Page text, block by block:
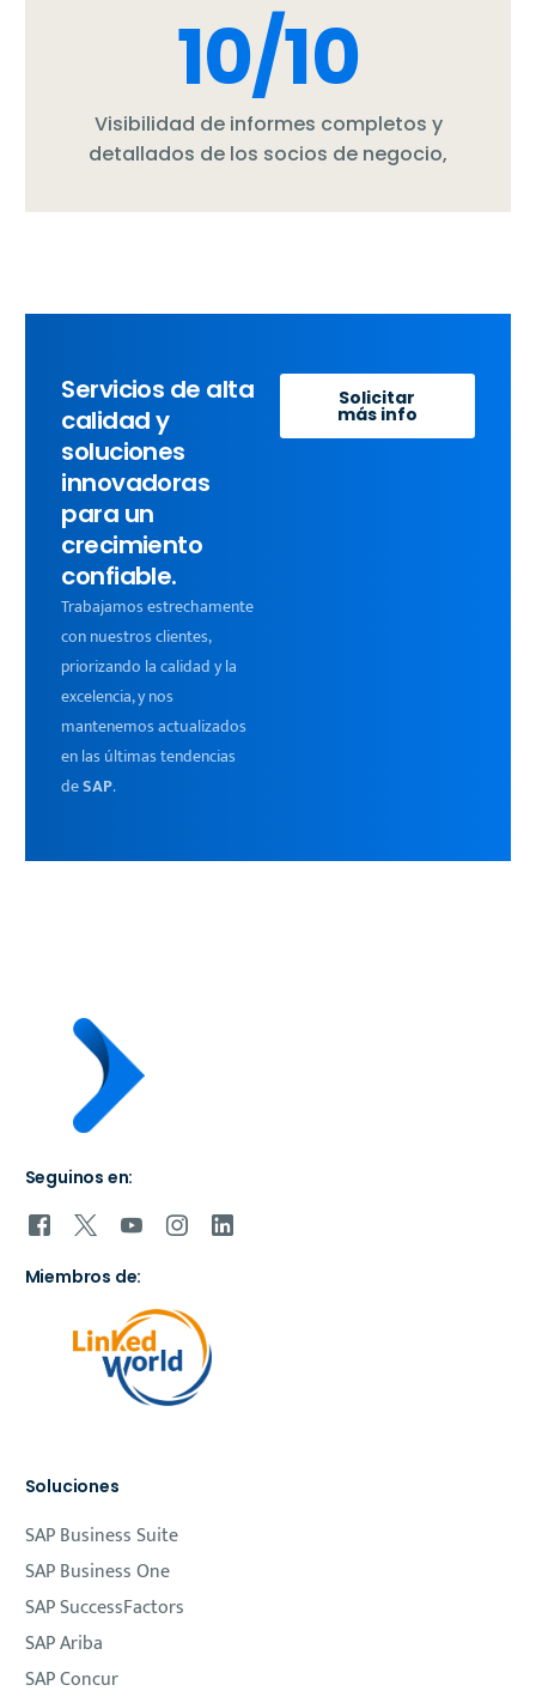
10/10
Visibilidad de informes completos y
detallados de los socios de negocio,
Servicios de alta
calidad y
soluciones
innovadoras
para un
crecimiento
confiable.
Trabajamos estrechamente
con nuestros clientes,
priorizando la calidad y la
excelencia, y nos
mantenemos actualizados
en las últimas tendencias
deSAP.
Solicitar
más info
Seguinos en:
Miembros de:
Soluciones
SAP Business Suite
SAP Business One
SAP SuccessFactors
SAP Ariba
SAP Concur